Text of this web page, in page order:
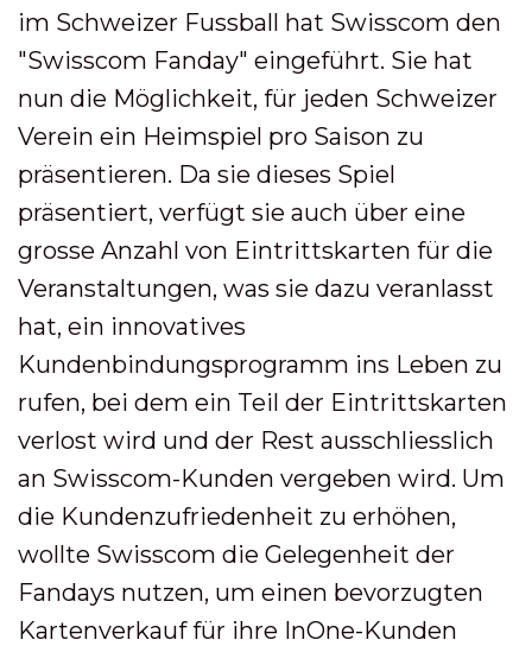
im Schweizer Fussball hat Swisscom den
"Swisscom Fanday" eingeführt. Sie hat
nun die Möglichkeit, für jeden Schweizer
Verein ein Heimspiel pro Saison zu
präsentieren. Da sie dieses Spiel
präsentiert, verfügt sie auch über eine
grosse Anzahl von Eintrittskarten für die
Veranstaltungen, was sie dazu veranlasst
hat, ein innovatives
Kundenbindungsprogramm ins Leben zu
rufen, bei dem ein Teil der Eintrittskarten
verlost wird und der Rest ausschliesslich
an Swisscom-Kunden vergeben wird. Um
die Kundenzufriedenheit zu erhöhen,
wollte Swisscom die Gelegenheit der
Fandays nutzen, um einen bevorzugten
Kartenverkauf für ihre InOne-Kunden